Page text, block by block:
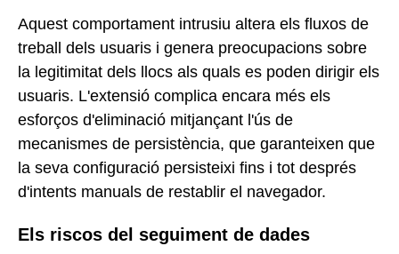
Aquest comportament intrusiu altera els fluxos de
treball dels usuaris i genera preocupacions sobre
la legitimitat dels llocs als quals es poden dirigir els
usuaris. L'extensió complica encara més els
esforços d'eliminació mitjançant l'ús de
mecanismes de persistència, que garanteixen que
la seva configuració persisteixi fins i tot després
d'intents manuals de restablir el navegador.
Els riscos del seguiment de dades